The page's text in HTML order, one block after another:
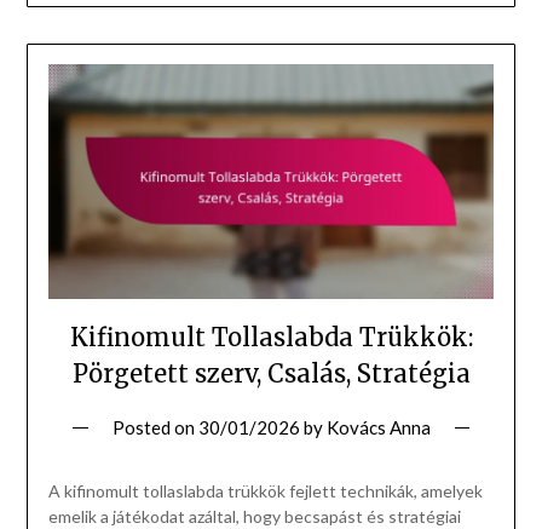
Kifinomult Tollaslabda Trükkök:
Pörgetett szerv, Csalás, Stratégia
Posted on 30/01/2026 by Kovács Anna
A kifinomult tollaslabda trükkök fejlett technikák, amelyek
emelik a játékodat azáltal, hogy becsapást és stratégiai